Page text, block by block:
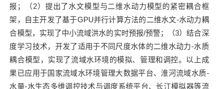
报；（2）提出了水文模型与二维水动力模型的紧密耦合框
架，自主开发了基于GPU并行计算方法的二维水文-水动力耦
合模型，实现了中小流域洪水的实时预报/预警；（3）结合深
度学习技术，开发了适用于不同尺度水体的二维水动力-水质
耦合模型，实现了流域水环境的模拟、管理和调控。以上成
果已应用于国家流域水环境管理大数据平台、淮河流域水质-
水量-水生态多维调控技术与调度系统平台、长江模拟器等流